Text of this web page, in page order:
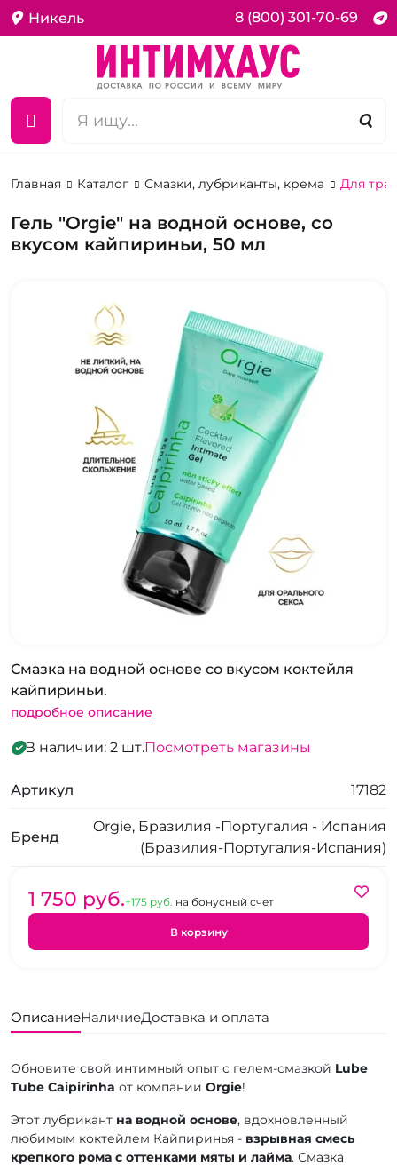
Никель 8 (800) 301-70-69
Главная Каталог Смазки, лубриканты, крема Для
Гель "Orgie" на водной основе, со
вкусом кайпириньи, 50 мл
Смазка на водной основе со вкусом коктейля
кайпириньи.
подробное описание
В наличии: 2 шт.Посмотреть магазины
Артикул 17182
Бренд
Orgie, Бразилия -Португалия - Испания
(Бразилия-Португалия-Испания)
1 750 pуб.+175 pуб. на бонусный счет
В корзину
ОписаниеНаличиеДоставка и оплата
Обновите свой интимный опыт с гелем-смазкой Lube
Tube Caipirinha от компании Оrgіе!
Этот лубрикант на водной основе, вдохновленный
любимым коктейлем Кайпиринья - взрывная смесь
крепкого рома с оттенками мяты и лайма. Смазка